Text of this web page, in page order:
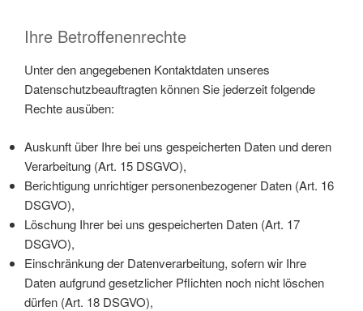
Ihre Betroffenenrechte
Unter den angegebenen Kontaktdaten unseres
Datenschutzbeauftragten können Sie jederzeit folgende
Rechte ausüben:
Auskunft über Ihre bei uns gespeicherten Daten und deren
Verarbeitung (Art. 15 DSGVO),
Berichtigung unrichtiger personenbezogener Daten (Art. 16
DSGVO),
Löschung Ihrer bei uns gespeicherten Daten (Art. 17
DSGVO),
Einschränkung der Datenverarbeitung, sofern wir Ihre
Daten aufgrund gesetzlicher Pflichten noch nicht löschen
dürfen (Art. 18 DSGVO),